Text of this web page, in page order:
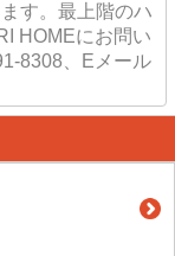
す。最上階のハ
HOMEにお問い
8308、Eメール